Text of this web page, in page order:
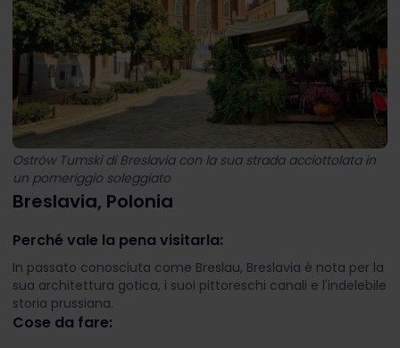
Ostrów Tumski di Breslavia con la sua strada acciottolata in
un pomeriggio soleggiato
Breslavia, Polonia
Perché vale la pena visitarla:
In passato conosciuta come Breslau, Breslavia è nota per la
sua architettura gotica, i suoi pittoreschi canali e l'indelebile
storia prussiana.
Cose da fare: